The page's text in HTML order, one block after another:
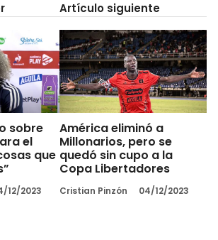
sobre
el
que
12/2023
Artículo siguiente
América eliminó a
Millonarios, pero se
quedó sin cupo a la
Copa Libertadores
Cristian Pinzón 04/12/2023